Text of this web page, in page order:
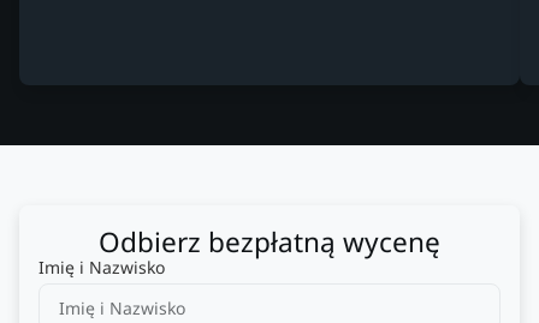
Odbierz bezpłatną wycenę
Imię i Nazwisko